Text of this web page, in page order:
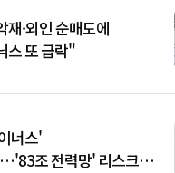
재·외인 순매도에
또 급락"
너스'
조 전력망' 리스크